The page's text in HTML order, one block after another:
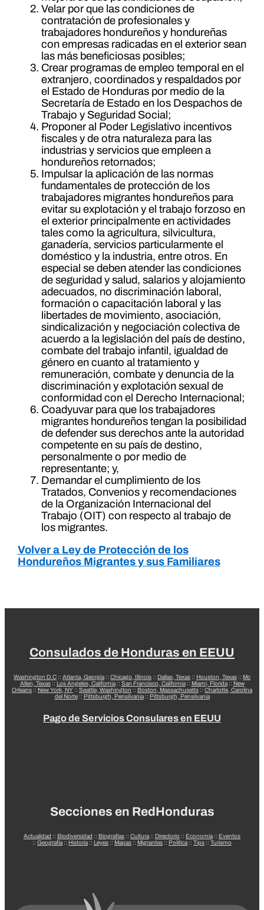
Velar por que las condiciones de
contratación de profesionales y
trabajadores hondureños y hondureñas
con empresas radicadas en el exterior sean
las más beneficiosas posibles;
Crear programas de empleo temporal en el
extranjero, coordinados y respaldados por
el Estado de Honduras por medio de la
Secretaría de Estado en los Despachos de
Trabajo y Seguridad Social;
Proponer al Poder Legislativo incentivos
fiscales y de otra naturaleza para las
industrias y servicios que empleen a
hondureños retornados;
Impulsar la aplicación de las normas
fundamentales de protección de los
trabajadores migrantes hondureños para
evitar su explotación y el trabajo forzoso en
el exterior principalmente en actividades
tales como la agricultura, silvicultura,
ganadería, servicios particularmente el
doméstico y la industria, entre otros. En
especial se deben atender las condiciones
de seguridad y salud, salarios y alojamiento
adecuados, no discriminación laboral,
formación o capacitación laboral y las
libertades de movimiento, asociación,
sindicalización y negociación colectiva de
acuerdo a la legislación del país de destino,
combate del trabajo infantil, igualdad de
género en cuanto al tratamiento y
remuneración, combate y denuncia de la
discriminación y explotación sexual de
conformidad con el Derecho Internacional;
Coadyuvar para que los trabajadores
migrantes hondureños tengan la posibilidad
de defender sus derechos ante la autoridad
competente en su país de destino,
personalmente o por medio de
representante; y,
Demandar el cumplimiento de los
Tratados, Convenios y recomendaciones
de la Organización Internacional del
Trabajo (OIT) con respecto al trabajo de
los migrantes.
Volver a Ley de Protección de los
Hondureños Migrantes y sus Familiares
Consulados de Honduras en EEUU
Washington D.C :: Atlanta, Georgia :: Chicago, Illinois :: Dallas, Texas :: Houston, Texas :: Mc
Allen, Texas:: Los Angeles, California:: San Francisco, California:: Miami, Florida:: New
Orleans :: New York, NY :: Seattle, Washington :: Boston, Massachusetts :: Charlotte, Carolina
del Norte:: Pittsburgh, Pensilvania:: Pittsburgh, Pensilvania
Pago de Servicios Consulares en EEUU
Secciones en RedHonduras
Actualidad :: Biodiversidad :: Biografías :: Cultura :: Directorio :: Economía :: Eventos
:: Geografía :: Historia :: Leyes :: Mapas :: Migrantes :: Política :: Tips :: Turismo